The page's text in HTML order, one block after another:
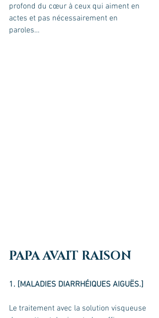
profond du cœur à ceux qui aiment en
actes et pas nécessairement en
paroles…
PAPA AVAIT RAISON
1. [MALADIES DIARRHÉIQUES AIGUËS.]
Le traitement avec la solution visqueuse